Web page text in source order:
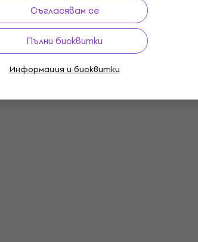
Съгласявам се
Пълни бисквитки
Информация и бисквитки